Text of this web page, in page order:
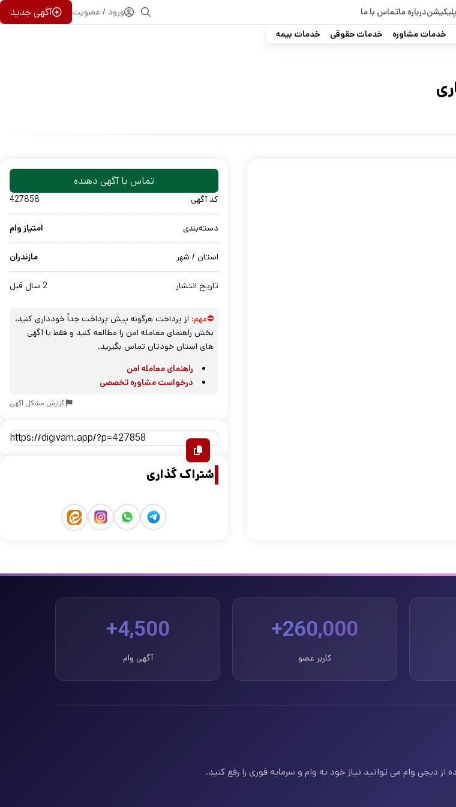
درباره ماتماس با ما ورود / عضویت
آگهی جدید
خدمات مشاوره خدمات حقوقی خدمات بیمه
تماس با آگهی دهنده
کد آگهی 427858
دسته‌بندی امتیاز وام
استان / شهر مازندران
تاریخ انتشار 2 سال قبل
⛔مهم: از پرداخت هرگونه پیش پرداخت جداً خودداری کنید،
بخش راهنمای معامله امن را مطالعه کنید و فقط با آگهی
های استان خودتان تماس بگیرید.
راهنمای معامله امن
درخواست مشاوره تخصصی
گزارش مشکل آگهی
اشتراک گذاری
260,000+
کاربر عضو
4,500+
آگهی وام
دیجی وام می توانید نیاز خود به وام و سرمایه فوری را رفع کنید.